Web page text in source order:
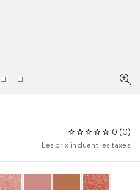
0 (0)
Les prix incluent les taxes